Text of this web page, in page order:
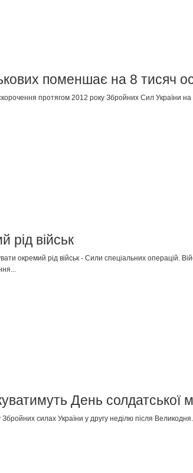
поменшає на 8 тисяч
протягом 2012 року Збройних Сил України на
рід військ
окремий рід військ - Сили спеціальних операцій.
День солдатської
силах України у другу неділю після